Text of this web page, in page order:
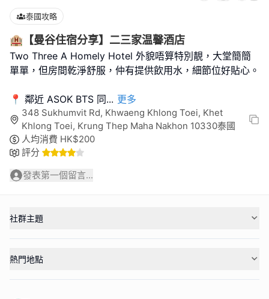
泰國攻略
🏨【曼谷住宿分享】二三家温馨酒店
Two Three A Homely Hotel 外貌唔算特別靚，大堂簡簡
單單，但房間乾淨舒服，仲有提供飲用水，細節位好貼心。
📍 鄰近 ASOK BTS 同... 更多
348 Sukhumvit Rd, Khwaeng Khlong Toei, Khet
Khlong Toei, Krung Thep Maha Nakhon 10330泰國
人均消費 HK$200
評分
發表第一個留言...
社群主題
熱門地點